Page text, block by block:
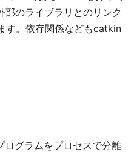
のライブラリとのリンク
す。依存関係などもcatkin
グラムをプロセスで分離